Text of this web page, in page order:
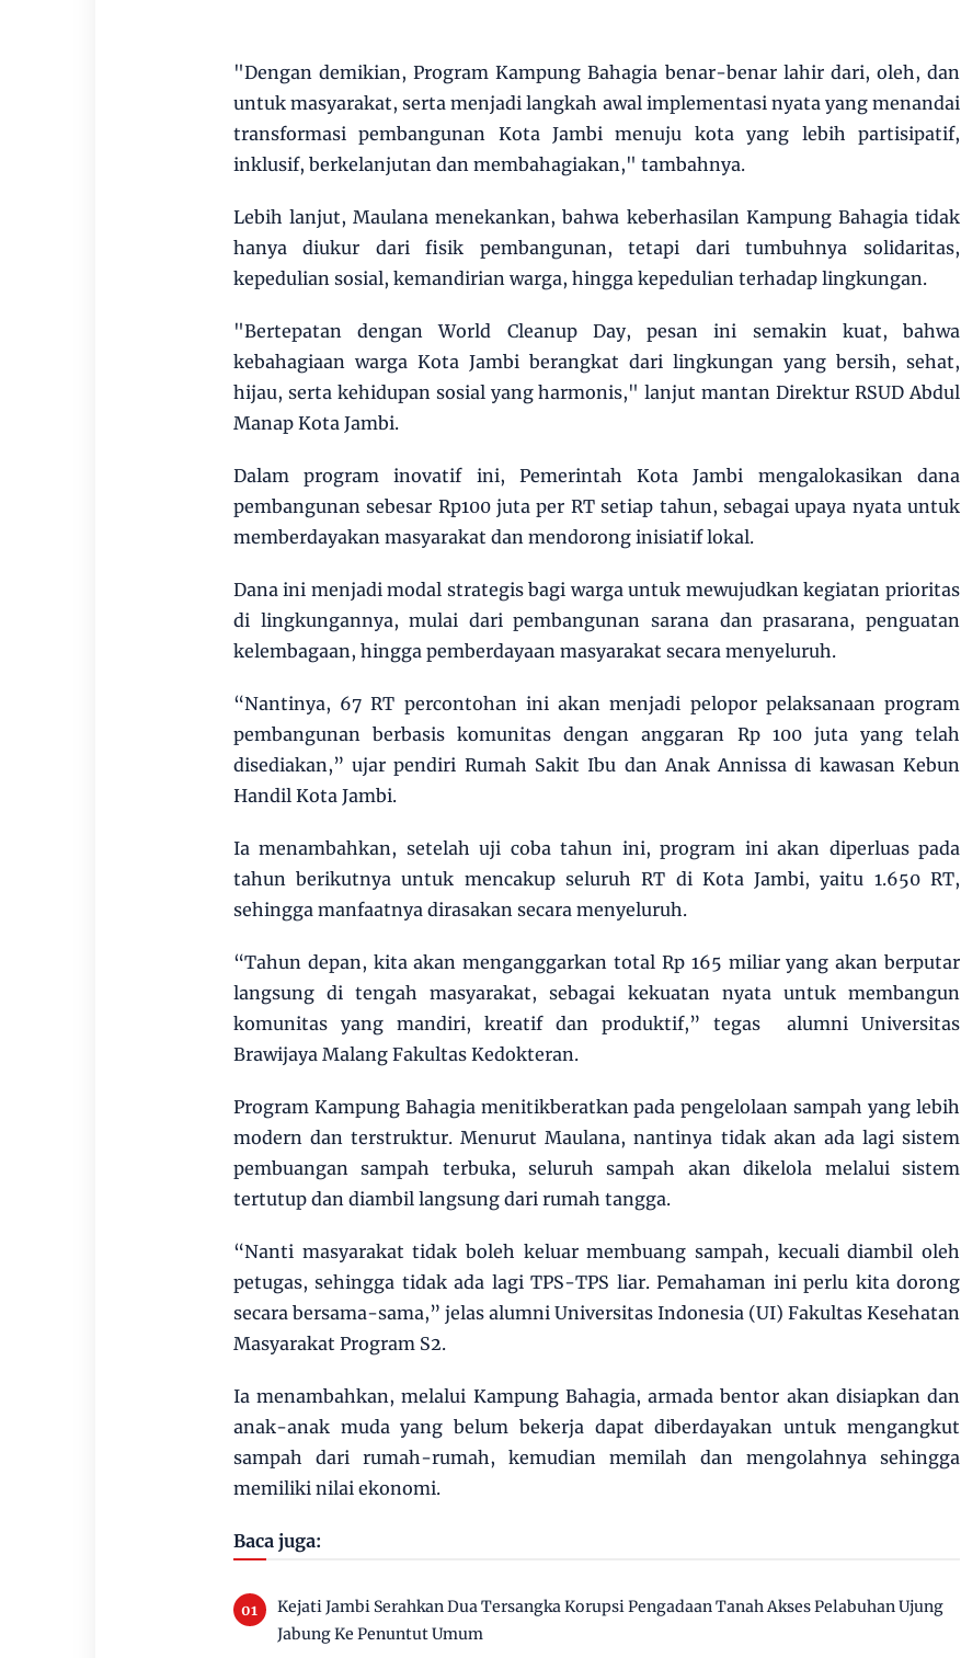
"Dengan demikian, Program Kampung Bahagia benar-benar lahir dari, oleh, dan
untuk masyarakat, serta menjadi langkah awal implementasi nyata yang menandai
transformasi pembangunan Kota Jambi menuju kota yang lebih partisipatif,
inklusif, berkelanjutan dan membahagiakan," tambahnya.
Lebih lanjut, Maulana menekankan, bahwa keberhasilan Kampung Bahagia tidak
hanya diukur dari fisik pembangunan, tetapi dari tumbuhnya solidaritas,
kepedulian sosial, kemandirian warga, hingga kepedulian terhadap lingkungan.
"Bertepatan dengan World Cleanup Day, pesan ini semakin kuat, bahwa
kebahagiaan warga Kota Jambi berangkat dari lingkungan yang bersih, sehat,
hijau, serta kehidupan sosial yang harmonis," lanjut mantan Direktur RSUD Abdul
Manap Kota Jambi.
Dalam program inovatif ini, Pemerintah Kota Jambi mengalokasikan dana
pembangunan sebesar Rp100 juta per RT setiap tahun, sebagai upaya nyata untuk
memberdayakan masyarakat dan mendorong inisiatif lokal.
Dana ini menjadi modal strategis bagi warga untuk mewujudkan kegiatan prioritas
di lingkungannya, mulai dari pembangunan sarana dan prasarana, penguatan
kelembagaan, hingga pemberdayaan masyarakat secara menyeluruh.
“Nantinya, 67 RT percontohan ini akan menjadi pelopor pelaksanaan program
pembangunan berbasis komunitas dengan anggaran Rp 100 juta yang telah
disediakan,” ujar pendiri Rumah Sakit Ibu dan Anak Annissa di kawasan Kebun
Handil Kota Jambi.
Ia menambahkan, setelah uji coba tahun ini, program ini akan diperluas pada
tahun berikutnya untuk mencakup seluruh RT di Kota Jambi, yaitu 1.650 RT,
sehingga manfaatnya dirasakan secara menyeluruh.
“Tahun depan, kita akan menganggarkan total Rp 165 miliar yang akan berputar
langsung di tengah masyarakat, sebagai kekuatan nyata untuk membangun
komunitas yang mandiri, kreatif dan produktif,” tegas alumni Universitas
Brawijaya Malang Fakultas Kedokteran.
Program Kampung Bahagia menitikberatkan pada pengelolaan sampah yang lebih
modern dan terstruktur. Menurut Maulana, nantinya tidak akan ada lagi sistem
pembuangan sampah terbuka, seluruh sampah akan dikelola melalui sistem
tertutup dan diambil langsung dari rumah tangga.
“Nanti masyarakat tidak boleh keluar membuang sampah, kecuali diambil oleh
petugas, sehingga tidak ada lagi TPS-TPS liar. Pemahaman ini perlu kita dorong
secara bersama-sama,” jelas alumni Universitas Indonesia (UI) Fakultas Kesehatan
Masyarakat Program S2.
Ia menambahkan, melalui Kampung Bahagia, armada bentor akan disiapkan dan
anak-anak muda yang belum bekerja dapat diberdayakan untuk mengangkut
sampah dari rumah-rumah, kemudian memilah dan mengolahnya sehingga
memiliki nilai ekonomi.
Baca juga:
Kejati Jambi Serahkan Dua Tersangka Korupsi Pengadaan Tanah Akses Pelabuhan Ujung
Jabung Ke Penuntut Umum